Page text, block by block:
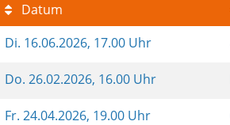
Datum
Di. 16.06.2026, 17.00 Uhr
Do. 26.02.2026, 16.00 Uhr
Fr. 24.04.2026, 19.00 Uhr